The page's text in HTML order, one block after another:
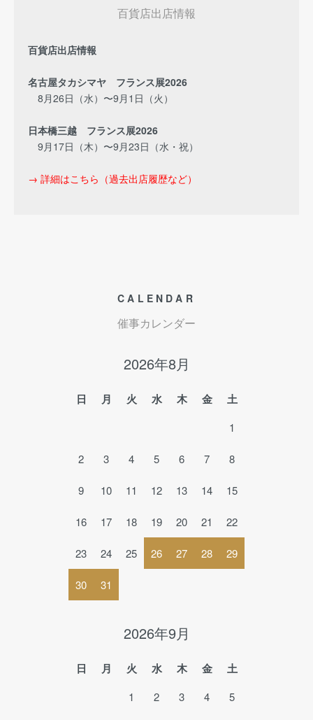
百貨店出店情報
百貨店出店情報
名古屋タカシマヤ フランス展2026
8月26日（水）〜9月1日（火）
日本橋三越 フランス展2026
9月17日（木）〜9月23日（水・祝）
→ 詳細はこちら（過去出店履歴など）
CALENDAR
催事カレンダー
2026年8月
日 月 火 水 木 金 土
1
2 3 4 5 6 7 8
9 10 11 12 13 14 15
16 17 18 19 20 21 22
23 24 25 26 27 28 29
30 31
2026年9月
日 月 火 水 木 金 土
1 2 3 4 5